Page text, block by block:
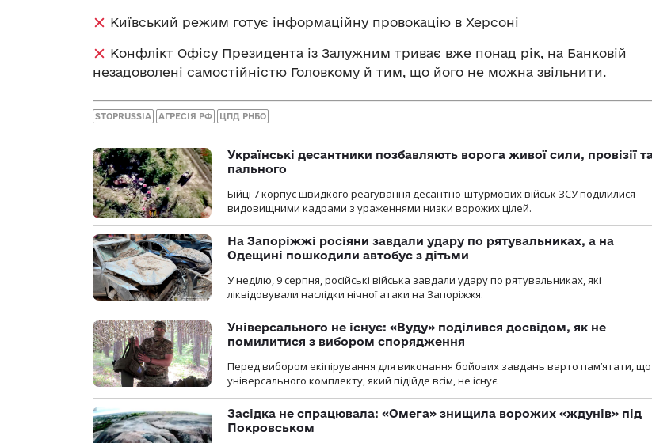
Київський режим готує інформаційну провокацію в Херсоні
Конфлікт Офісу Президента із Залужним триває вже понад рік, на Банковій
незадоволені самостійністю Головкому й тим, що його не можна звільнити.
STOPRUSSIA АГРЕСІЯ РФ ЦПД РНБО
Українські десантники позбавляють ворога живої сили, провізії
пального
Бійці 7 корпус швидкого реагування десантно-штурмових військ ЗСУ поділилися
видовищними кадрами з ураженнями низки ворожих цілей.
На Запоріжжі росіяни завдали удару по рятувальниках, а на
Одещині пошкодили автобус з дітьми
У неділю, 9 серпня, російські війська завдали удару по рятувальниках, які
ліквідовували наслідки нічної атаки на Запоріжжя.
Універсального не існує: «Вуду» поділився досвідом, як не
помилитися з вибором спорядження
Перед вибором екіпірування для виконання бойових завдань варто пам’ятати, що
універсального комплекту, який підійде всім, не існує.
Засідка не спрацювала: «Омега» знищила ворожих «ждунів» під
Покровськом